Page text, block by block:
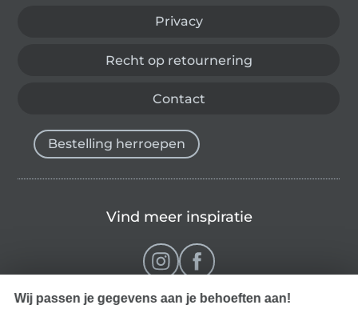
Privacy
Recht op retournering
Contact
Bestelling herroepen
Vind meer inspiratie
Wij passen je gegevens aan je behoeften aan!